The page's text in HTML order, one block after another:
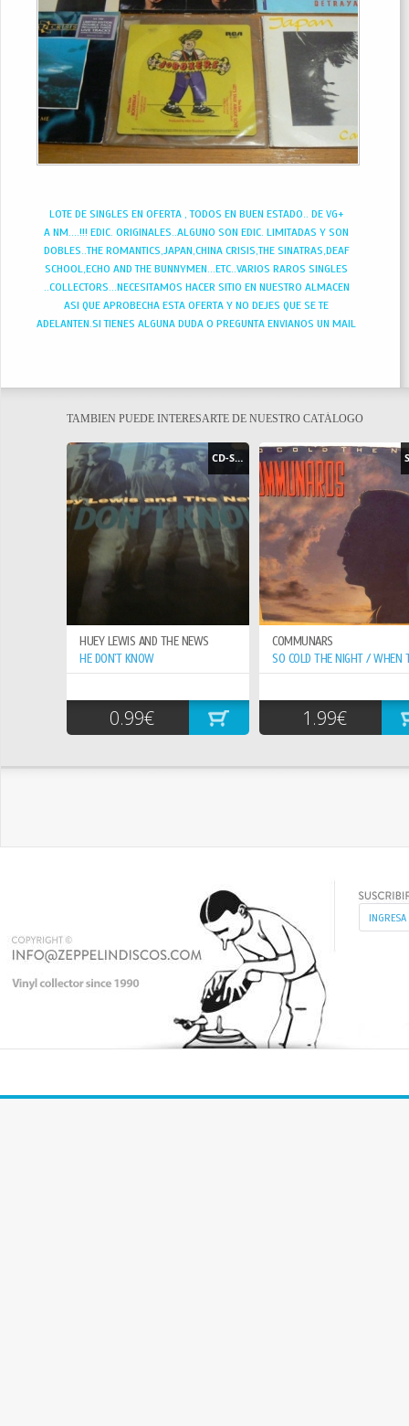
LOTE DE SINGLES EN OFERTA , TODOS EN BUEN ESTADO.. DE VG+
A NM....!!! EDIC. ORIGINALES..ALGUNO SON EDIC. LIMITADAS Y SON
DOBLES..THE ROMANTICS,JAPAN,CHINA CRISIS,THE SINATRAS,DEAF
SCHOOL,ECHO AND THE BUNNYMEN...ETC..VARIOS RAROS SINGLES
..COLLECTORS...NECESITAMOS HACER SITIO EN NUESTRO ALMACEN
ASI QUE APROBECHA ESTA OFERTA Y NO DEJES QUE SE TE
ADELANTEN.SI TIENES ALGUNA DUDA O PREGUNTA ENVIANOS UN MAIL
TAMBIEN PUEDE INTERESARTE DE NUESTRO CATÁLOGO
CD-SINGLE
HUEY LEWIS AND THE NEWS
HE DON`T KNOW
0.99€
COMMUNARS
1.99€